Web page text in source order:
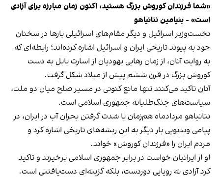
«شما فرزندان کوروش بزرگ هستید، اکنون زمان مبارزه برای آزادی
است» - بنیامین نتانیاهو
‏نخست‌وزیر اسرائیل و دیگر مقام‌های اسرائیلی بارها در سخنان
خود به پیوند تاریخی ایران و اسرائیل اشاره کرده‌اند؛ رابطه‌ای که
به روایت آنان، از زمان رهایی یهودیان از اسارت بابل به دست
کوروش بزرگ در قرن ششم پیش از میلاد شکل گرفت.
آنان تاکید می‌کنند تنها مانع کنونی در مسیر صلح میان دو ملت،
سیاست‌های جنگ‌طلبانه جمهوری اسلامی است.
‏نتانیاهو مردادماه هم‌زمان با شدت گرفتن بحران آب در ایران، در
پیامی ویدیویی بار دیگر به این ریشه‌های تاریخی اشاره کرد و
مردم ایران را «فرزندان کوروش» خواند.
او از ایرانیان خواست در برابر جمهوری اسلامی برخیزند و تاکید
کرد آزادی نه رویایی دوردست، بلکه گزینه‌ای دست‌یافتنی است.